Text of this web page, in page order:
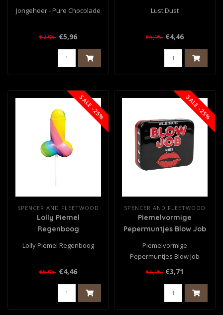
Jongeheer - Pure Chocolade
€7,95 €5,96
Lust Dust
€5,95 €4,46
SALE -25%
SPENCER AND FLEETWOOD
Lolly Piemel
Regenboog
Lolly Piemel Regenboog
€5,95 €4,46
SALE -25%
SPENCER AND FLEETWOOD
Piemelvormige
Pepermuntjes Blow Job
Piemelvormige
Pepermuntjes Blow Job
€4,95 €3,71